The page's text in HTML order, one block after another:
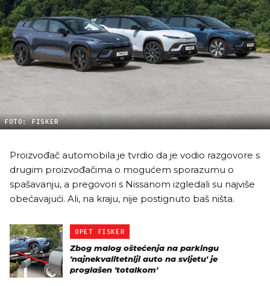
FOTO: FISKER
Proizvođač automobila je tvrdio da je vodio razgovore s
drugim proizvođačima o mogućem sporazumu o
spašavanju, a pregovori s Nissanom izgledali su najviše
obećavajući. Ali, na kraju, nije postignuto baš ništa.
OPET FISKER
Zbog malog oštećenja na parkingu
'najnekvalitetniji auto na svijetu' je
proglašen 'totalkom'